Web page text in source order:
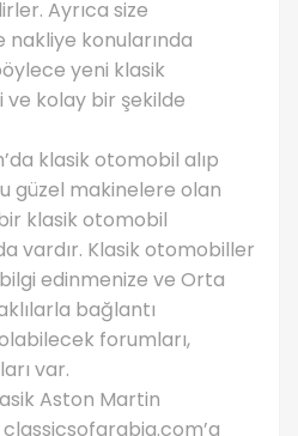
Ayrıca size
konularında
yeni klasik
ve kolay bir şekilde
klasik otomobil alıp
güzel makinelere olan
klasik otomobil
vardır. Klasik otomobiller
edinmenize ve Orta
bağlantı
forumları,
var.
Aston Martin
classicsofarabia.com’a